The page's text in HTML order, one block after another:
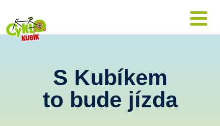
S Kubíkem
to bude jízda